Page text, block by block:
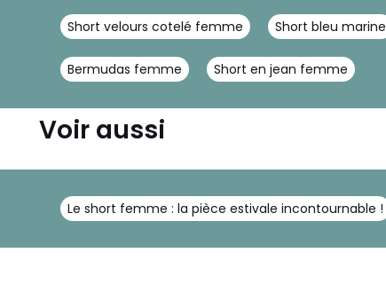
Short velours cotelé femme Short bleu marine
Bermudas femme Short en jean femme
Voir aussi
Le short femme : la pièce estivale incontournable !